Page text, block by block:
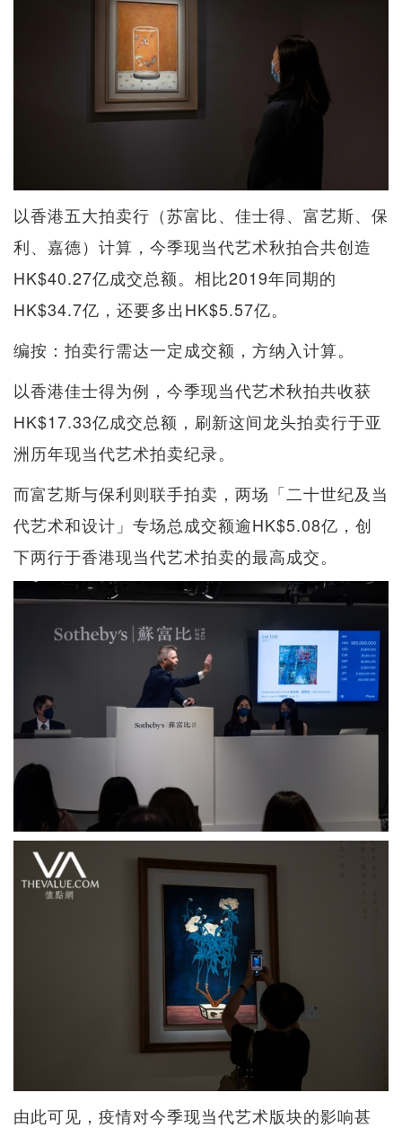
以香港五大拍卖行（苏富比、佳士得、富艺斯、保
利、嘉德）计算，今季现当代艺术秋拍合共创造
HK$40.27亿成交总额。相比2019年同期的
HK$34.7亿，还要多出HK$5.57亿。
编按：拍卖行需达一定成交额，方纳入计算。
以香港佳士得为例，今季现当代艺术秋拍共收获
HK$17.33亿成交总额，刷新这间龙头拍卖行于亚
洲历年现当代艺术拍卖纪录。
而富艺斯与保利则联手拍卖，两场「二十世纪及当
代艺术和设计」​​专场总成交额逾HK$5.08亿，创
下两行于香港现当代艺术拍卖的最高成交。
由此可见，疫情对今季现当代艺术版块的影响甚